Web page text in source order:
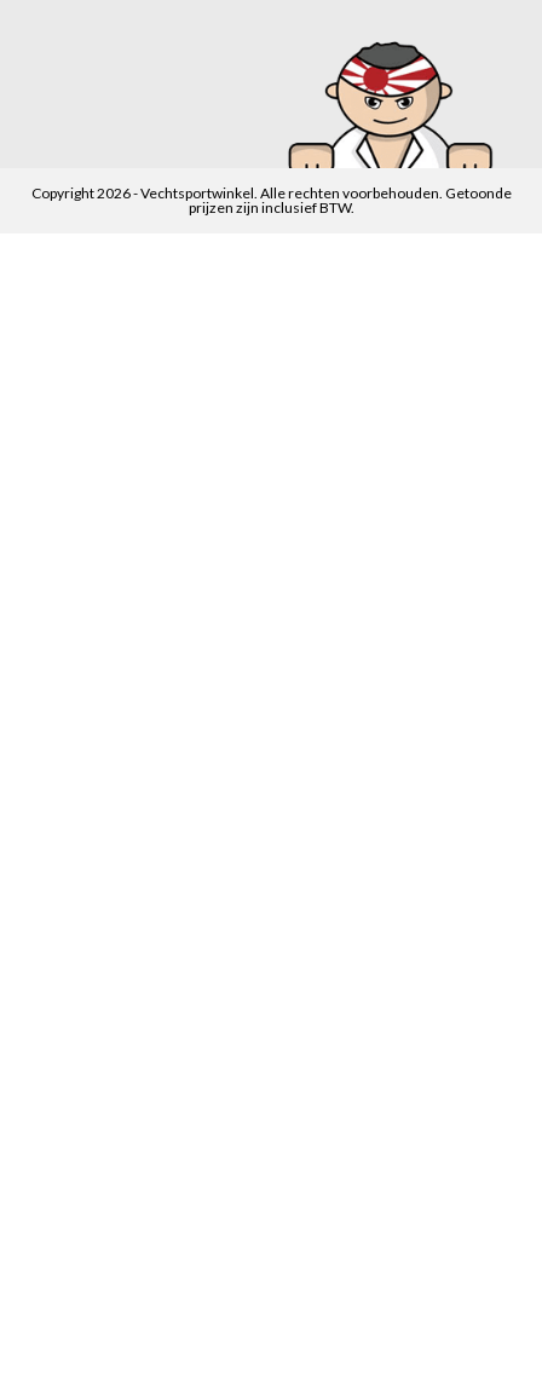
Copyright 2026 - Vechtsportwinkel. Alle rechten voorbehouden. Getoonde
prijzen zijn inclusief BTW.